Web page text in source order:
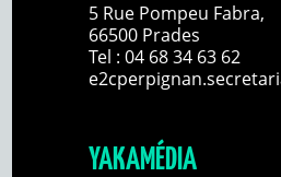
5 Rue Pompeu Fabra,
66500 Prades
Tel : 04 68 34 63 62
YAKAMÉDIA